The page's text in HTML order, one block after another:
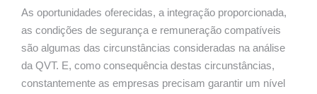
As oportunidades oferecidas, a integração proporcionada,
as condições de segurança e remuneração compatíveis
são algumas das circunstâncias consideradas na análise
da QVT. E, como consequência destas circunstâncias,
constantemente as empresas precisam garantir um nível